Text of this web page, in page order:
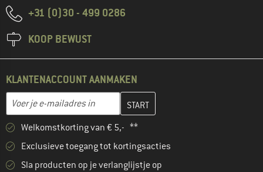
+31 (0)30 - 499 0286
KOOP BEWUST
KLANTENACCOUNT AANMAKEN
E-mailadres
Vul je e-mailadres hier in en maak in de volgende stap je
Welkomstkorting van € 5,- **
Exclusieve toegang tot kortingsacties
Sla producten op je verlanglijstje op